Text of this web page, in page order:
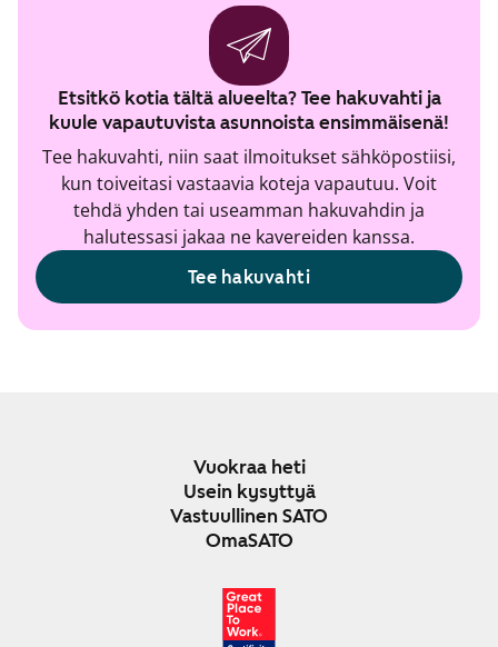
Etsitkö kotia tältä alueelta? Tee hakuvahti ja
kuule vapautuvista asunnoista ensimmäisenä!
Tee hakuvahti, niin saat ilmoitukset sähköpostiisi,
kun toiveitasi vastaavia koteja vapautuu. Voit
tehdä yhden tai useamman hakuvahdin ja
halutessasi jakaa ne kavereiden kanssa.
Tee hakuvahti
Vuokraa heti
Usein kysyttyä
Vastuullinen SATO
OmaSATO